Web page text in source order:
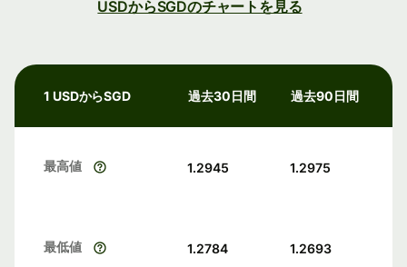
USDからSGDのチャートを見る
1 USDからSGD 過去30日間 過去90日間
最高値 1.2945 1.2975
最低値 1.2784 1.2693